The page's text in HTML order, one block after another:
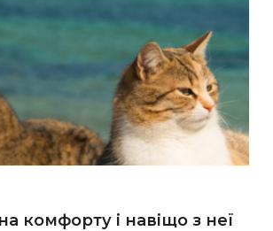
комфорту і навіщо з неї